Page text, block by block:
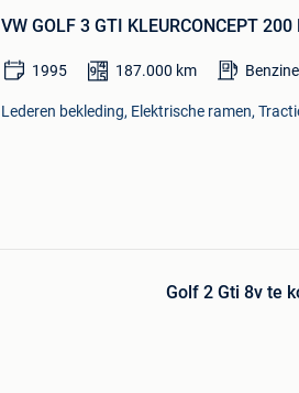
VW GOLF 3 GTI KLEURCONCEPT
1995 187.000 km Benzine
Lederen bekleding, Elektrische ramen,
Golf 2 Gti 8v te